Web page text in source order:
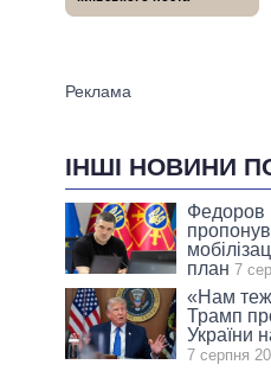
ІНШІ НОВИНИ
Федоров
план 7
«Нам теж
Трамп
України
7 серпня